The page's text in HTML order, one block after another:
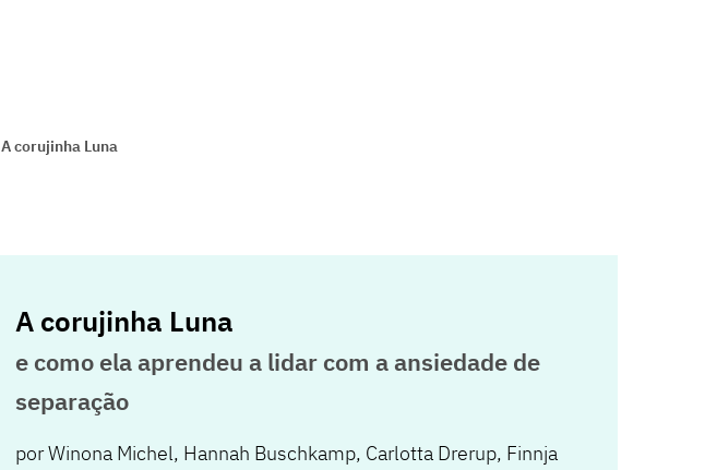
A corujinha Luna
A corujinha Luna
e como ela aprendeu a lidar com a ansiedade de
separação
porWinona Michel, Hannah Buschkamp, Carlotta Drerup, Finnja